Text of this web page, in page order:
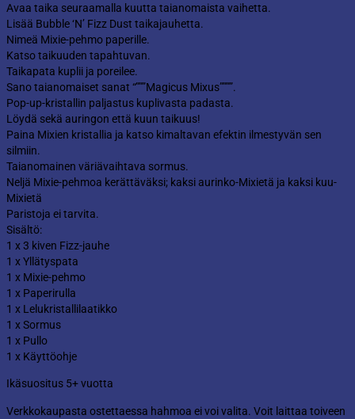
Avaa taika seuraamalla kuutta taianomaista vaihetta.
Lisää Bubble ‘N’ Fizz Dust taikajauhetta.
Nimeä Mixie-pehmo paperille.
Katso taikuuden tapahtuvan.
Taikapata kuplii ja poreilee.
Sano taianomaiset sanat “”””Magicus Mixus””””.
Pop-up-kristallin paljastus kuplivasta padasta.
Löydä sekä auringon että kuun taikuus!
Paina Mixien kristallia ja katso kimaltavan efektin ilmestyvän sen
silmiin.
Taianomainen väriävaihtava sormus.
Neljä Mixie-pehmoa kerättäväksi; kaksi aurinko-Mixietä ja kaksi kuu-
Mixietä
Paristoja ei tarvita.
Sisältö:
1 x 3 kiven Fizz-jauhe
1 x Yllätyspata
1 x Mixie-pehmo
1 x Paperirulla
1 x Lelukristallilaatikko
1 x Sormus
1 x Pullo
1 x Käyttöohje
Ikäsuositus 5+ vuotta
Verkkokaupasta ostettaessa hahmoa ei voi valita. Voit laittaa toiveen